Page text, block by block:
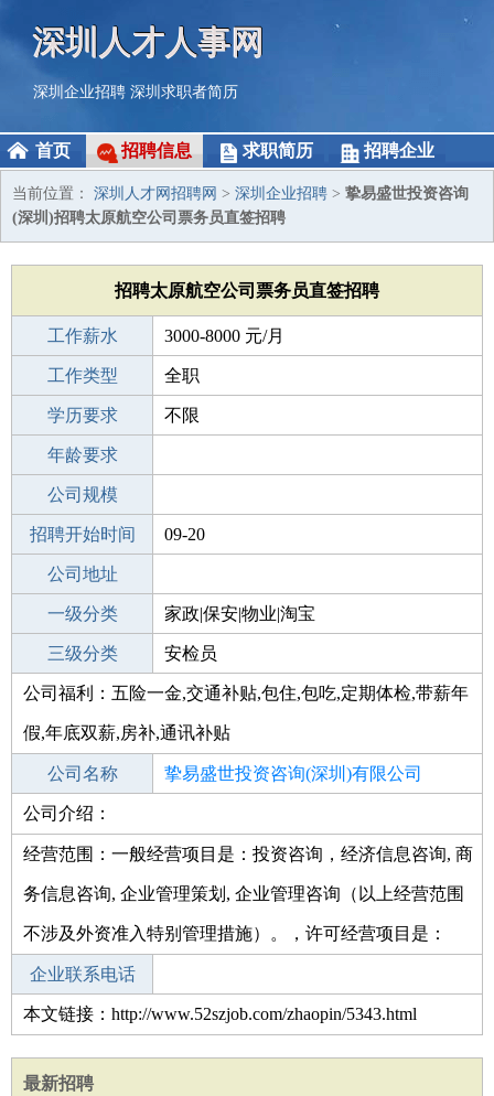
深圳人才人事网
深圳企业招聘 深圳求职者简历
首页 招聘信息 求职简历 招聘企业
当前位置： 深圳人才网招聘网 > 深圳企业招聘 > 挚易盛世投资咨询
(深圳)招聘太原航空公司票务员直签招聘
招聘太原航空公司票务员直签招聘
工作薪水 3000-8000 元/月
招聘人数 50人
工作类型 全职
性别要求 -
学历要求 不限
工作经验
年龄要求
工作地点
公司规模
公司电话
招聘开始时间 09-20
招聘结束时间
公司地址
一级分类 家政|保安|物业|淘宝
二级分类 家政/安保
三级分类 安检员
其他行业 咨询|法律|教育科研|翻译
公司福利：五险一金,交通补贴,包住,包吃,定期体检,带薪年
假,年底双薪,房补,通讯补贴
公司名称 挚易盛世投资咨询(深圳)有限公司
公司类型
公司介绍：
经营范围：一般经营项目是：投资咨询，经济信息咨询, 商
务信息咨询, 企业管理策划, 企业管理咨询（以上经营范围
不涉及外资准入特别管理措施）。，许可经营项目是：
企业联系电话
本文链接：http://www.52szjob.com/zhaopin/5343.html
最新招聘